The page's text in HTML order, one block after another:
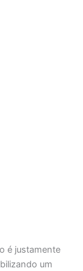
é justamente
um